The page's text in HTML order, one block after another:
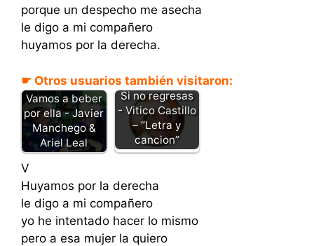
porque un despecho me asecha
le digo a mi compañero
huyamos por la derecha.
☛ Otros usuarios también visitaron:
Vamos a beber
por ella - Javier
Manchego &
Ariel Leal
Si no regresas
- Vitico Castillo
– “Letra y
cancion”
V
Huyamos por la derecha
le digo a mi compañero
yo he intentado hacer lo mismo
pero a esa mujer la quiero